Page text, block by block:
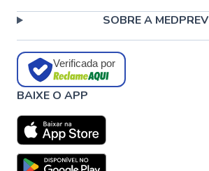
SOBRE A MEDPREV
Verificada por
BAIXE O APP